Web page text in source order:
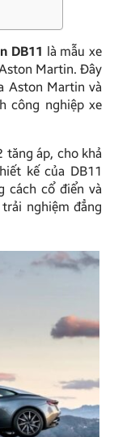
DB11 là mẫu xe
Martin. Đây
Aston Martin và
công nghiệp xe
tăng áp, cho khả
kế của DB11
cách cổ điển và
nghiệm đẳng